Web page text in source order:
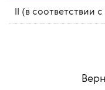
II (в соответствии с